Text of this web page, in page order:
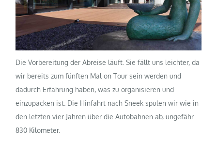
Die Vorbereitung der Abreise läuft. Sie fällt uns leichter, da
wir bereits zum fünften Mal on Tour sein werden und
dadurch Erfahrung haben, was zu organisieren und
einzupacken ist. Die Hinfahrt nach Sneek spulen wir wie in
den letzten vier Jahren über die Autobahnen ab, ungefähr
830 Kilometer.